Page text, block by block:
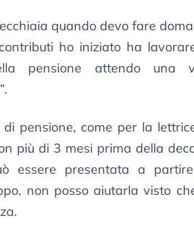
quando devo fare
ho iniziato ha
pensione attendo una
pensione, come per la
più di 3 mesi prima della
essere presentata a
non posso aiutarla visto